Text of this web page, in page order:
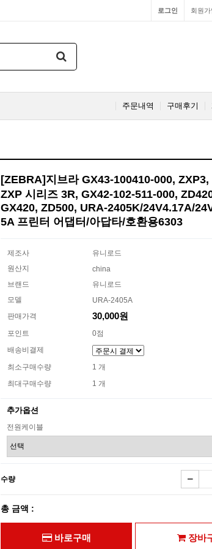
회원가
로그인
구매후기
주문내역
[ZEBRA]지브라 GX43-100410-000,
ZXP 시리즈 3R, GX42-102-511-000,
GX420, ZD500, URA-2405K/24V4.17A/
5A 프린터 어댑터/아답타/호환용6303
제조사
유니로드
원산지
china
브랜드
유니로드
모델
URA-2405A
판매가격
30,000원
포인트
0점
배송비결제
최소구매수량
1 개
최대구매수량
1 개
추가옵션
전원케이블
수량
총 금액 :
바로구매 장바